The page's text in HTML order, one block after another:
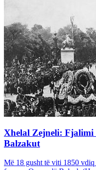
Xhelal Zejneli: Fjalimi
Balzakut
Më 18 gusht të viti 1850